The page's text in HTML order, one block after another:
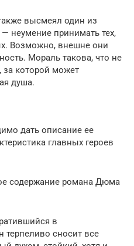
высмеял один из
неумение принимать тех,
Возможно, внешне они
Мораль такова, что не
за которой может
душа.
дать описание ее
главных героев
содержание романа Дюма
в
терпеливо сносит все